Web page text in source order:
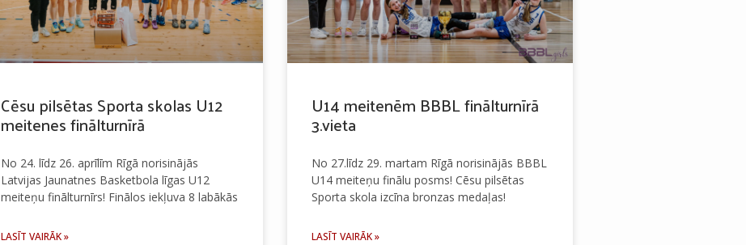
Cēsu pilsētas Sporta skolas U12
meitenes finālturnīrā
No 24. līdz 26. aprīlīm Rīgā norisinājās
Latvijas Jaunatnes Basketbola līgas U12
meiteņu finālturnīrs! Finālos iekļuva 8 labākās
LASĪT VAIRĀK »
U14 meitenēm BBBL finālturnīrā
3.vieta
No 27.līdz 29. martam Rīgā norisinājās BBBL
U14 meiteņu finālu posms! Cēsu pilsētas
Sporta skola izcīna bronzas medaļas!
LASĪT VAIRĀK »